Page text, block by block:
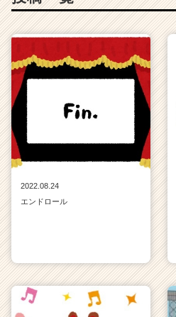
く
活
イ
ャ
リ
C
a
2022.08.24
エンドロール